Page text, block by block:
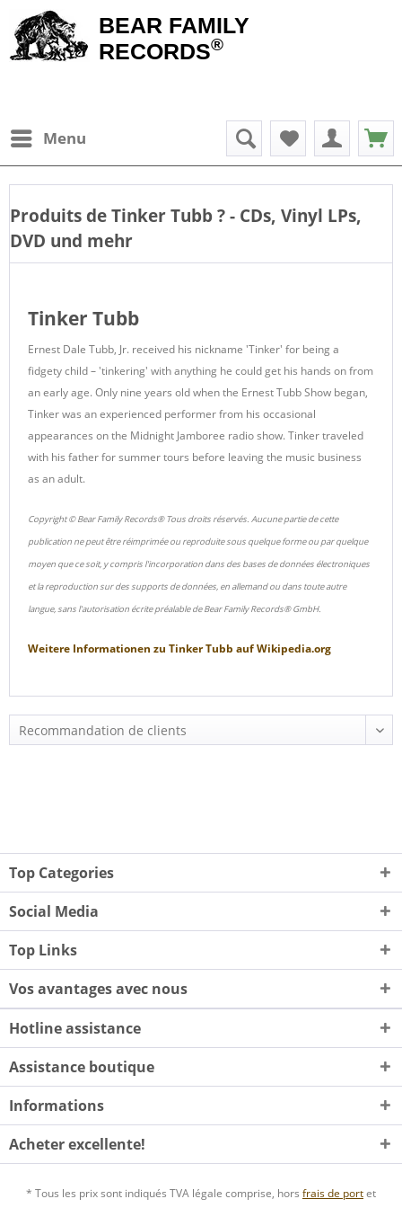
BEAR FAMILY
RECORDS®
Menu
Produits deTinker Tubb? - CDs, Vinyl LPs,
DVD und mehr
Tinker Tubb
Ernest Dale Tubb, Jr. received his nickname 'Tinker' for being a
fidgety child – 'tinkering' with anything he could get his hands on from
an early age. Only nine years old when the Ernest Tubb Show began,
Tinker was an experienced performer from his occasional
appearances on the Midnight Jamboree radio show. Tinker traveled
with his father for summer tours before leaving the music business
as an adult.
Copyright © Bear Family Records® Tous droits réservés. Aucune partie de cette
publication ne peut être réimprimée ou reproduite sous quelque forme ou par quelque
moyen que ce soit, y compris l'incorporation dans des bases de données électroniques
et la reproduction sur des supports de données, en allemand ou dans toute autre
langue, sans l'autorisation écrite préalable de Bear Family Records® GmbH.
Weitere Informationen zu Tinker Tubb aufWikipedia.org
Top Categories
Social Media
Top Links
Vos avantages avec nous
Hotline assistance
Assistance boutique
Informations
Acheter excellente!
* Tous les prix sont indiqués TVA légale comprise, hors frais de portet